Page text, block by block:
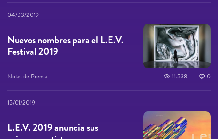
04/03/2019
Nuevos nombres para el L.E.V.
Festival 2019
Notas de Prensa 11.538 0
15/01/2019
L.E.V. 2019 anuncia sus